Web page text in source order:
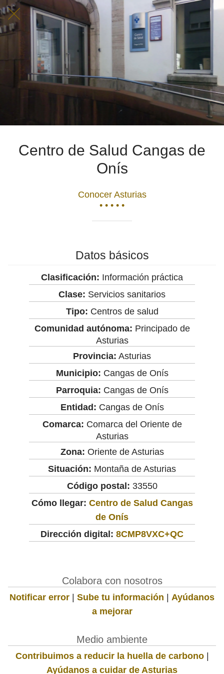
Centro de Salud Cangas de
Onís
Conocer Asturias
• • • • •
Datos básicos
Clasificación: Información práctica
Clase: Servicios sanitarios
Tipo: Centros de salud
Comunidad autónoma: Principado de
Asturias
Provincia: Asturias
Municipio: Cangas de Onís
Parroquia: Cangas de Onís
Entidad: Cangas de Onís
Comarca: Comarca del Oriente de
Asturias
Zona: Oriente de Asturias
Situación: Montaña de Asturias
Código postal: 33550
Cómo llegar: Centro de Salud Cangas
de Onís
Dirección digital: 8CMP8VXC+QC
Colabora con nosotros
Notificar error | Sube tu información | Ayúdanos
a mejorar
Medio ambiente
Contribuimos a reducir la huella de carbono|
Ayúdanos a cuidar de Asturias